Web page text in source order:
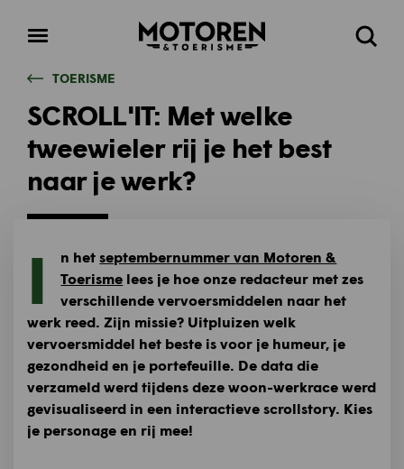
Open
Homepage Zoeken
TOERISME
SCROLL'IT: Met welke
tweewieler rij je het best
naar je werk?
I n hetseptembernummer van Motoren &
Toerisme lees je hoe onze redacteur met zes
verschillende vervoersmiddelen naar het
werk reed. Zijn missie? Uitpluizen welk
vervoersmiddel het beste is voor je humeur, je
gezondheid en je portefeuille. De data die
verzameld werd tijdens deze woon-werkrace werd
gevisualiseerd in een interactieve scrollstory. Kies
je personage en rij mee!